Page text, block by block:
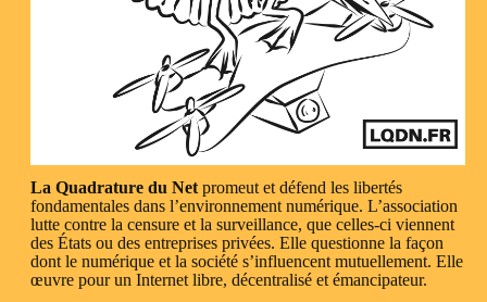
La Quadrature du Net promeut et défend les libertés
fondamentales dans l’environnement numérique. L’association
lutte contre la censure et la surveillance, que celles-ci viennent
des États ou des entreprises privées. Elle questionne la façon
dont le numérique et la société s’influencent mutuellement. Elle
œuvre pour un Internet libre, décentralisé et émancipateur.